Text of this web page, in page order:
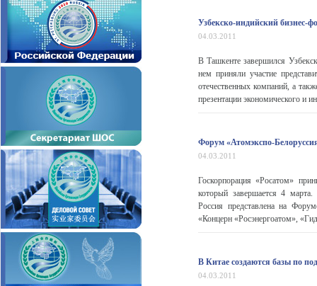
Узбекско-индийский бизнес-
04.03.2011
В Ташкенте завершился
нем приняли участие
отечественных компаний, а
презентации экономического и
Форум «Атомэкспо-
04.03.2011
Госкорпорация «Росатом»
который завершается 4 марта.
Россия представлена на
«Концерн «Росэнергоатом»,
В Китае создаются базы по
04.03.2011